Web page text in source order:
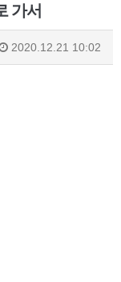
가서
2020.12.21 10:02